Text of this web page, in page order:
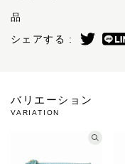
品
シェアする :
バリエーション
VARIATION